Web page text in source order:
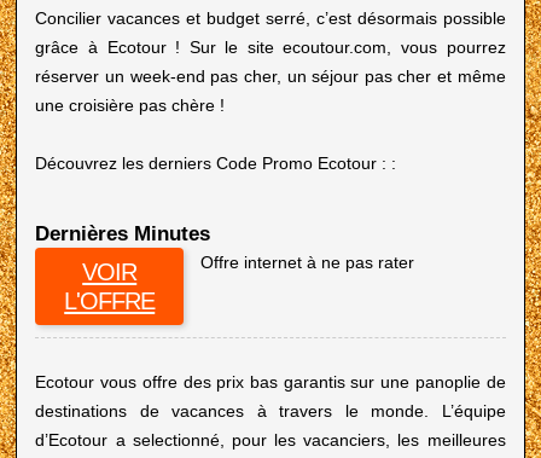
Concilier vacances et budget serré, c’est désormais possible
grâce à Ecotour ! Sur le site ecoutour.com, vous pourrez
réserver un week-end pas cher, un séjour pas cher et même
une croisière pas chère !
Découvrez les derniers Code Promo Ecotour : :
Dernières Minutes
VOIR
L'OFFRE
Offre internet à ne pas rater
Ecotour vous offre des prix bas garantis sur une panoplie de
destinations de vacances à travers le monde. L’équipe
d’Ecotour a selectionné, pour les vacanciers, les meilleures